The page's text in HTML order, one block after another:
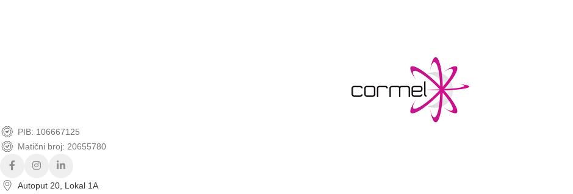
PIB: 106667125
Matični broj: 20655780
Autoput 20, Lokal 1A